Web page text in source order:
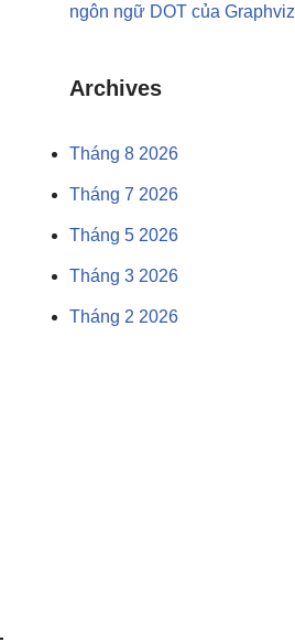
ngôn ngữ DOT của Graphviz
Archives
Tháng 8 2026
Tháng 7 2026
Tháng 5 2026
Tháng 3 2026
Tháng 2 2026